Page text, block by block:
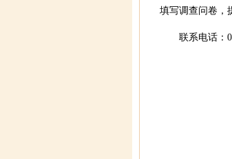
填写调查问卷，
联系电话：